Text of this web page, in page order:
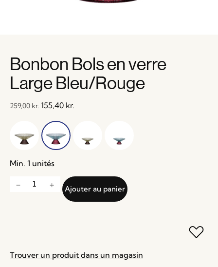
Bonbon Bols en verre
Large Bleu/Rouge
259,00kr. 155,40 kr.
Min. 1 unités
Ajouter au panier
Trouver un produit dans un magasin